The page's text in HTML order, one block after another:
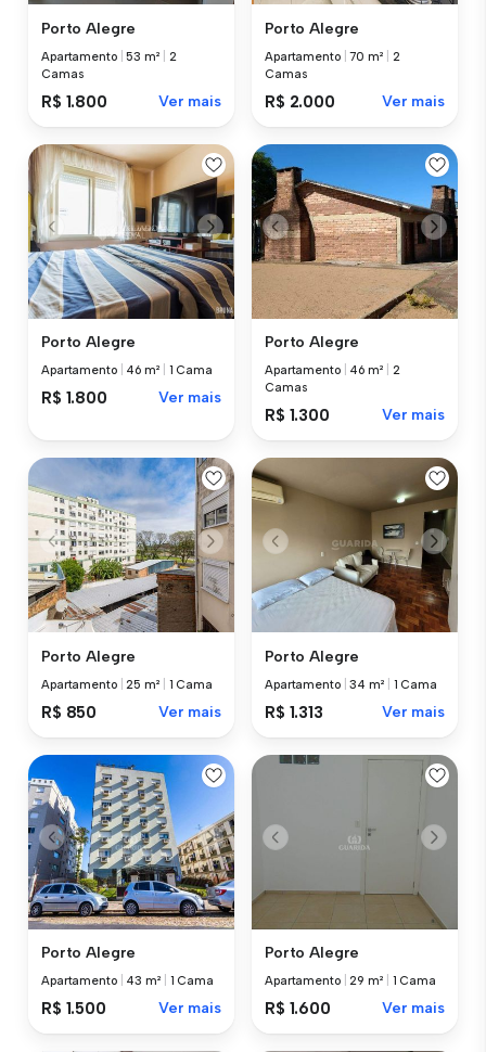
Porto Alegre
Apartamento |53 m²
2
Camas
R$ 1.800 Ver mais
Porto Alegre
Apartamento |70 m²
2
Camas
R$ 2.000 Ver mais
Porto Alegre
Apartamento 46 m² 1 Cama
R$ 1.800 Ver mais
Porto Alegre
Apartamento 46 m²
2
Camas
R$ 1.300 Ver mais
Porto Alegre
Apartamento 25 m² 1 Cama
R$ 850 Ver mais
Porto Alegre
Apartamento |34 m² 1 Cama
R$ 1.313 Ver mais
Porto Alegre
Apartamento 43 m² 1 Cama
R$ 1.500 Ver mais
Porto Alegre
Apartamento |29 m² 1 Cama
R$ 1.600 Ver mais